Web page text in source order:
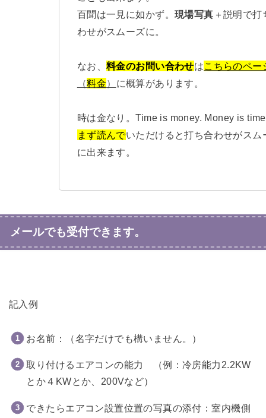
百聞は一見に如かず。 現場写真 ＋説明で打
わせがスムーズに。
なお、料金のお問い合わせはこちらのペー
（料金） に概算があります。
時は金なり。Time is money. Money is
まず読んでいただけると打ち合わせがスム
に出来ます。
メールでも受付できます。
記入例
お名前：（名字だけでも構いません。）
取り付けるエアコンの能力 （例：冷房能力2.2KW
とか４KWとか、200Vなど）
できたらエアコン設置位置の写真の添付：室内機側